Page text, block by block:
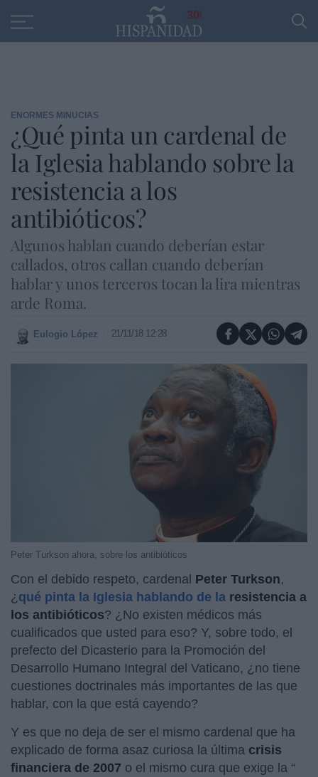
30
ENORMES MINUCIAS
¿Qué pinta un cardenal de
la Iglesia hablando sobre la
resistencia a los
antibióticos?
Algunos hablan cuando deberían estar
callados, otros callan cuando deberían
hablar y unos terceros tocan la lira mientras
arde Roma.
Eulogio López 21/11/18 12:28
Peter Turkson ahora, sobre los antibióticos
Con el debido respeto, cardenal Peter Turkson,
¿ qué pinta la Iglesia hablando de la resistencia a
los antibióticos? ¿No existen médicos más
cualificados que usted para eso? Y, sobre todo, el
prefecto del Dicasterio para la Promoción del
Desarrollo Humano Integral del Vaticano, ¿no tiene
cuestiones doctrinales más importantes de las que
hablar, con la que está cayendo?
Y es que no deja de ser el mismo cardenal que ha
explicado de forma asaz curiosa la última crisis
financiera de 2007 o el mismo cura que exige la “